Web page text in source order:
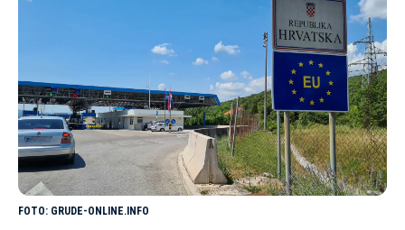
GRUDE-ONLINE.INFO